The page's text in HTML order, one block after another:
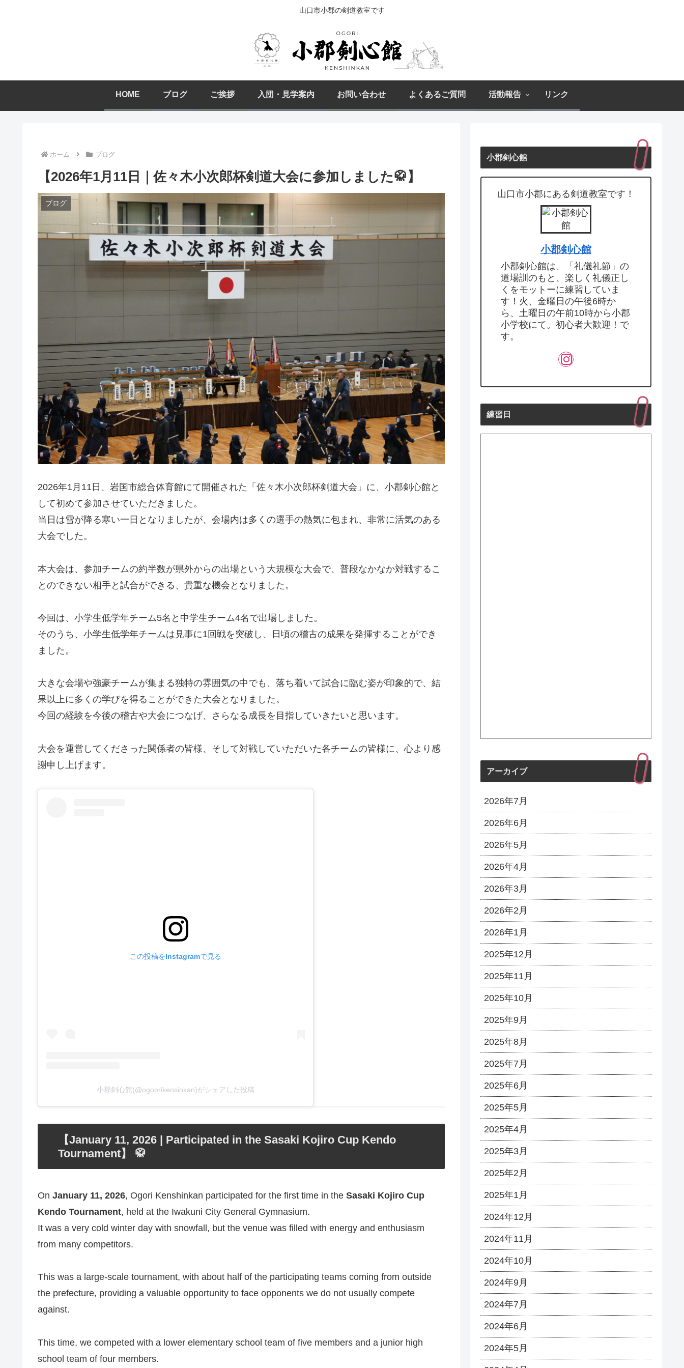
山口市小郡の剣道教室です
HOME ブログ ご挨拶 入団・見学案内 お問い合わせ よくあるご質問 活動報告 リンク
ホーム ブログ
【2026年1月11日｜佐々木小次郎杯剣道大会に参加しました🥋】
ブログ
2026年1月11日、岩国市総合体育館にて開催された「佐々木小次郎杯剣道大会」に、小郡剣心館と
して初めて参加させていただきました。
当日は雪が降る寒い一日となりましたが、会場内は多くの選手の熱気に包まれ、非常に活気のある
大会でした。
本大会は、参加チームの約半数が県外からの出場という大規模な大会で、普段なかなか対戦するこ
とのできない相手と試合ができる、貴重な機会となりました。
今回は、小学生低学年チーム5名と中学生チーム4名で出場しました。
そのうち、小学生低学年チームは見事に1回戦を突破し、日頃の稽古の成果を発揮することができ
ました。
大きな会場や強豪チームが集まる独特の雰囲気の中でも、落ち着いて試合に臨む姿が印象的で、結
果以上に多くの学びを得ることができた大会となりました。
今回の経験を今後の稽古や大会につなげ、さらなる成長を目指していきたいと思います。
大会を運営してくださった関係者の皆様、そして対戦していただいた各チームの皆様に、心より感
謝申し上げます。
この投稿をInstagramで見る
小郡剣心館(@ogoorikensinkan)がシェアした投稿
【January 11, 2026 | Participated in the Sasaki Kojiro Cup Kendo
Tournament】 🥋
On January 11, 2026, Ogori Kenshinkan participated for the first time in the Sasaki Kojiro Cup
Kendo Tournament, held at the Iwakuni City General Gymnasium.
It was a very cold winter day with snowfall, but the venue was filled with energy and enthusiasm
from many competitors.
This was a large-scale tournament, with about half of the participating teams coming from outside
the prefecture, providing a valuable opportunity to face opponents we do not usually compete
against.
This time, we competed with a lower elementary school team of five members and a junior high
school team of four members.
小郡剣心館
山口市小郡にある剣道教室です！
小郡剣心館
小郡剣心館は、「礼儀礼節」の
道場訓のもと、楽しく礼儀正し
くをモットーに練習していま
す！火、金曜日の午後6時か
ら、土曜日の午前10時から小郡
小学校にて。初心者大歓迎！で
す。
練習日
アーカイブ
2026年7月
2026年6月
2026年5月
2026年4月
2026年3月
2026年2月
2026年1月
2025年12月
2025年11月
2025年10月
2025年9月
2025年8月
2025年7月
2025年6月
2025年5月
2025年4月
2025年3月
2025年2月
2025年1月
2024年12月
2024年11月
2024年10月
2024年9月
2024年7月
2024年6月
2024年5月